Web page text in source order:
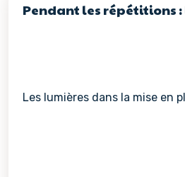
Pendant les répétitions :
Les lumières dans la mise en